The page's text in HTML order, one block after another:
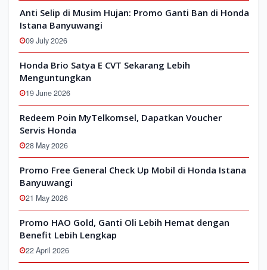
Anti Selip di Musim Hujan: Promo Ganti Ban di Honda
Istana Banyuwangi
09 July 2026
Honda Brio Satya E CVT Sekarang Lebih
Menguntungkan
19 June 2026
Redeem Poin MyTelkomsel, Dapatkan Voucher
Servis Honda
28 May 2026
Promo Free General Check Up Mobil di Honda Istana
Banyuwangi
21 May 2026
Promo HAO Gold, Ganti Oli Lebih Hemat dengan
Benefit Lebih Lengkap
22 April 2026